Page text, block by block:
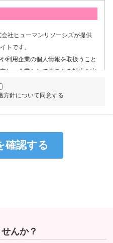
社ヒューマンリソーシズが提供
トです。
利用企業の個人情報を取扱うこと
し、企業として責任ある対応を実
に提供しません。
方針について同意する
んか？